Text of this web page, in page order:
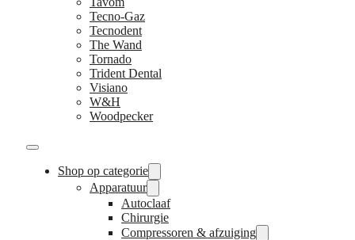
Tecno-Gaz
Tecnodent
The Wand
Tornado
Trident Dental
Visiano
W&H
Woodpecker
Shop op categorie
Apparatuur
Autoclaaf
Chirurgie
Compressoren & afzuiging